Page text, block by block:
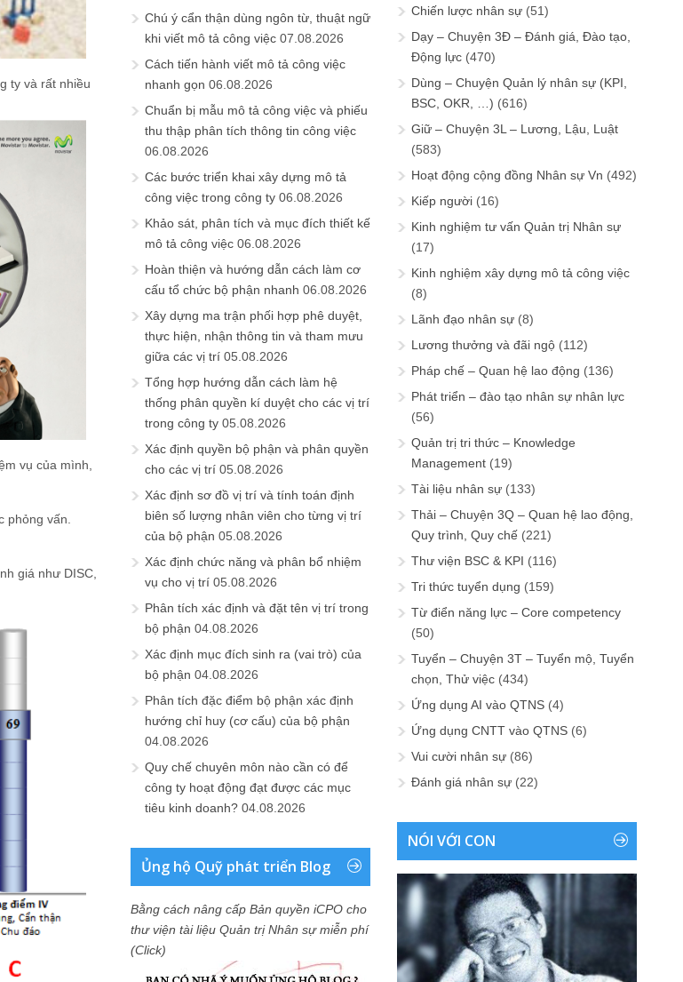
ty và rất nhiều
vụ của mình,
phỏng vấn.
giá như DISC,
Chú ý cẩn thận dùng ngôn từ, thuật ngữ
khi viết mô tả công việc 07.08.2026
Cách tiến hành viết mô tả công việc
nhanh gọn 06.08.2026
Chuẩn bị mẫu mô tả công việc và phiếu
thu thập phân tích thông tin công việc
06.08.2026
Các bước triển khai xây dựng mô tả
công việc trong công ty 06.08.2026
Khảo sát, phân tích và mục đích thiết kế
mô tả công việc 06.08.2026
Hoàn thiện và hướng dẫn cách làm cơ
cấu tổ chức bộ phận nhanh 06.08.2026
Xây dựng ma trận phối hợp phê duyệt,
thực hiện, nhận thông tin và tham mưu
giữa các vị trí 05.08.2026
Tổng hợp hướng dẫn cách làm hệ
thống phân quyền kí duyệt cho các vị trí
trong công ty 05.08.2026
Xác định quyền bộ phận và phân quyền
cho các vị trí 05.08.2026
Xác định sơ đồ vị trí và tính toán định
biên số lượng nhân viên cho từng vị trí
của bộ phận 05.08.2026
Xác định chức năng và phân bổ nhiệm
vụ cho vị trí 05.08.2026
Phân tích xác định và đặt tên vị trí trong
bộ phận 04.08.2026
Xác định mục đích sinh ra (vai trò) của
bộ phận 04.08.2026
Phân tích đặc điểm bộ phận xác định
hướng chỉ huy (cơ cấu) của bộ phận
04.08.2026
Quy chế chuyên môn nào cần có để
công ty hoạt động đạt được các mục
tiêu kinh doanh? 04.08.2026
Ủng hộ Quỹ phát triển Blog
Bằng cách nâng cấp Bản quyền iCPO cho
thư viện tài liệu Quản trị Nhân sự miễn phí
(Click)
Chiến lược nhân sự (51)
Dạy – Chuyện 3Đ – Đánh giá, Đào tạo,
Động lực (470)
Dùng – Chuyện Quản lý nhân sự (KPI,
BSC, OKR, …) (616)
Giữ – Chuyện 3L – Lương, Lậu, Luật
(583)
Hoạt động cộng đồng Nhân sự Vn (492)
Kiếp người (16)
Kinh nghiệm tư vấn Quản trị Nhân sự
(17)
Kinh nghiệm xây dựng mô tả công việc
(8)
Lãnh đạo nhân sự (8)
Lương thưởng và đãi ngộ (112)
Pháp chế – Quan hệ lao động (136)
Phát triển – đào tạo nhân sự nhân lực
(56)
Quản trị tri thức – Knowledge
Management (19)
Tài liệu nhân sự (133)
Thải – Chuyện 3Q – Quan hệ lao động,
Quy trình, Quy chế (221)
Thư viện BSC & KPI (116)
Tri thức tuyển dụng (159)
Từ điển năng lực – Core competency
(50)
Tuyển – Chuyện 3T – Tuyển mộ, Tuyển
chọn, Thử việc (434)
Ứng dụng AI vào QTNS (4)
Ứng dụng CNTT vào QTNS (6)
Vui cười nhân sự (86)
Đánh giá nhân sự (22)
NÓI VỚI CON